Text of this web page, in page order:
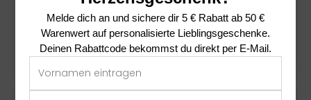
0
Melde dich an und sichere dir 5 € Rabatt ab 50 €
Warenwert auf personalisierte Lieblingsgeschenke.
Deinen Rabattcode bekommst du direkt per E-Mail.